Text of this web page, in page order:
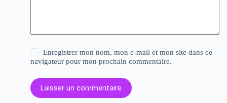
Enregistrer mon nom, mon e-mail et mon site dans ce
navigateur pour mon prochain commentaire.
Laisser un commentaire